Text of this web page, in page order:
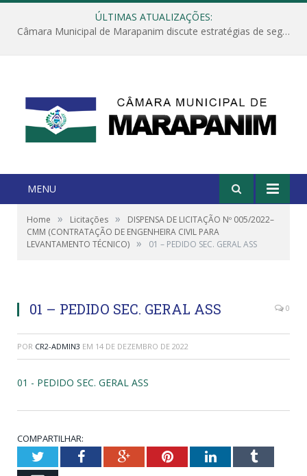
ÚLTIMAS ATUALIZAÇÕES:
Câmara Municipal de Marapanim discute estratégias de segurança com autoridades e poder executivo
MENU
Home » Licitações »
DISPENSA DE LICITAÇÃO Nº 005/2022–
CMM (CONTRATAÇÃO DE ENGENHEIRA CIVIL PARA
LEVANTAMENTO TÉCNICO) » 01 – PEDIDO SEC. GERAL ASS
01 – PEDIDO SEC. GERAL ASS 0
POR CR2-ADMIN3 EM 14 DE DEZEMBRO DE 2022
01 - PEDIDO SEC. GERAL ASS
COMPARTILHAR:
TwitterFacebookGoogle+PinterestLinkedInTumblr